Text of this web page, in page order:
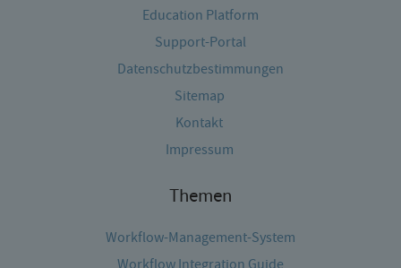
Education Platform
Support-Portal
Datenschutzbestimmungen
Sitemap
Kontakt
Impressum
Themen
Workflow-Management-System